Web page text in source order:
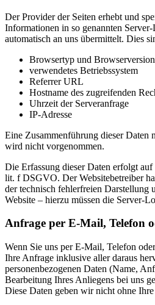
Der Provider der Seiten erhebt und
Informationen in so genannten
automatisch an uns übermittelt. Dies
Browsertyp und Browserversion
verwendetes Betriebssystem
Referrer URL
Hostname des zugreifenden
Uhrzeit der Serveranfrage
IP-Adresse
Eine Zusammenführung dieser Daten
wird nicht vorgenommen.
Die Erfassung dieser Daten erfolgt
lit. f DSGVO. Der Websitebetreiber
der technisch fehlerfreien Darstellung
Website – hierzu müssen die Server-
Anfrage per E-Mail, Telefon
Wenn Sie uns per E-Mail, Telefon
Ihre Anfrage inklusive aller daraus
personenbezogenen Daten (Name,
Bearbeitung Ihres Anliegens bei uns
Diese Daten geben wir nicht ohne